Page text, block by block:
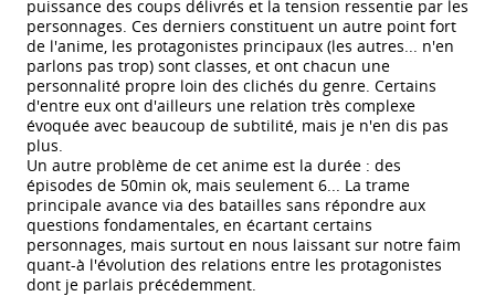
puissance des coups délivrés et la tension ressentie par les
personnages. Ces derniers constituent un autre point fort
de l'anime, les protagonistes principaux (les autres... n'en
parlons pas trop) sont classes, et ont chacun une
personnalité propre loin des clichés du genre. Certains
d'entre eux ont d'ailleurs une relation très complexe
évoquée avec beaucoup de subtilité, mais je n'en dis pas
plus.
Un autre problème de cet anime est la durée : des
épisodes de 50min ok, mais seulement 6... La trame
principale avance via des batailles sans répondre aux
questions fondamentales, en écartant certains
personnages, mais surtout en nous laissant sur notre faim
quant-à l'évolution des relations entre les protagonistes
dont je parlais précédemment.